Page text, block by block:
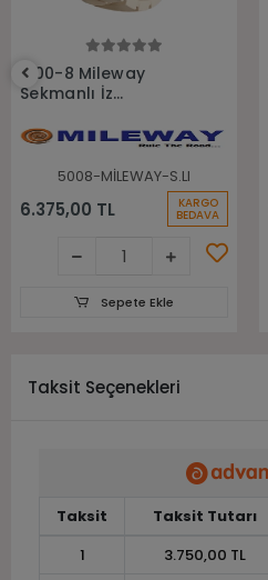
5.00-8 Mileway
Sekmanlı İz
Dolgu Forklift Lastiği
5008-MİLEWAY-S.LI
6.375,00 TL KARGO
BEDAVA
Sepete Ekle
Taksit Seçenekleri
Taksit Taksit Tutarı
1
3.750,00 TL